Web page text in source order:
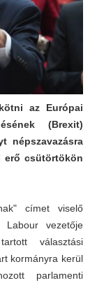
az Európai
(Brexit)
népszavazásra
erő csütörtökön
címet viselő
vezetője
választási
kormányra kerül
parlamenti